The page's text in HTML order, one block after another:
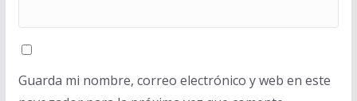
Guarda mi nombre, correo electrónico y web en este